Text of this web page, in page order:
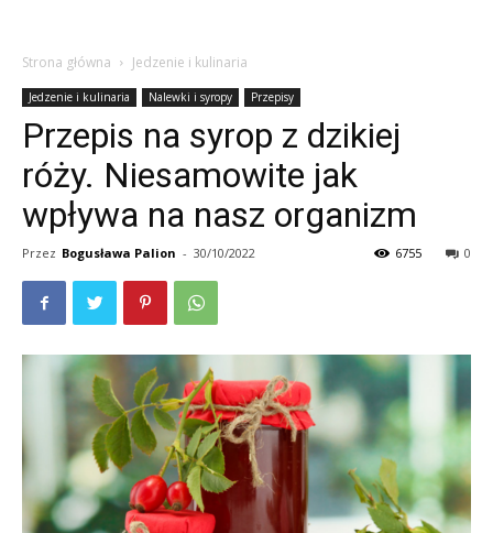
Strona główna Jedzenie i kulinaria
Jedzenie i kulinaria Nalewki i syropy Przepisy
Przepis na syrop z dzikiej
róży. Niesamowite jak
wpływa na nasz organizm
Przez Bogusława Palion - 30/10/2022 0
6755